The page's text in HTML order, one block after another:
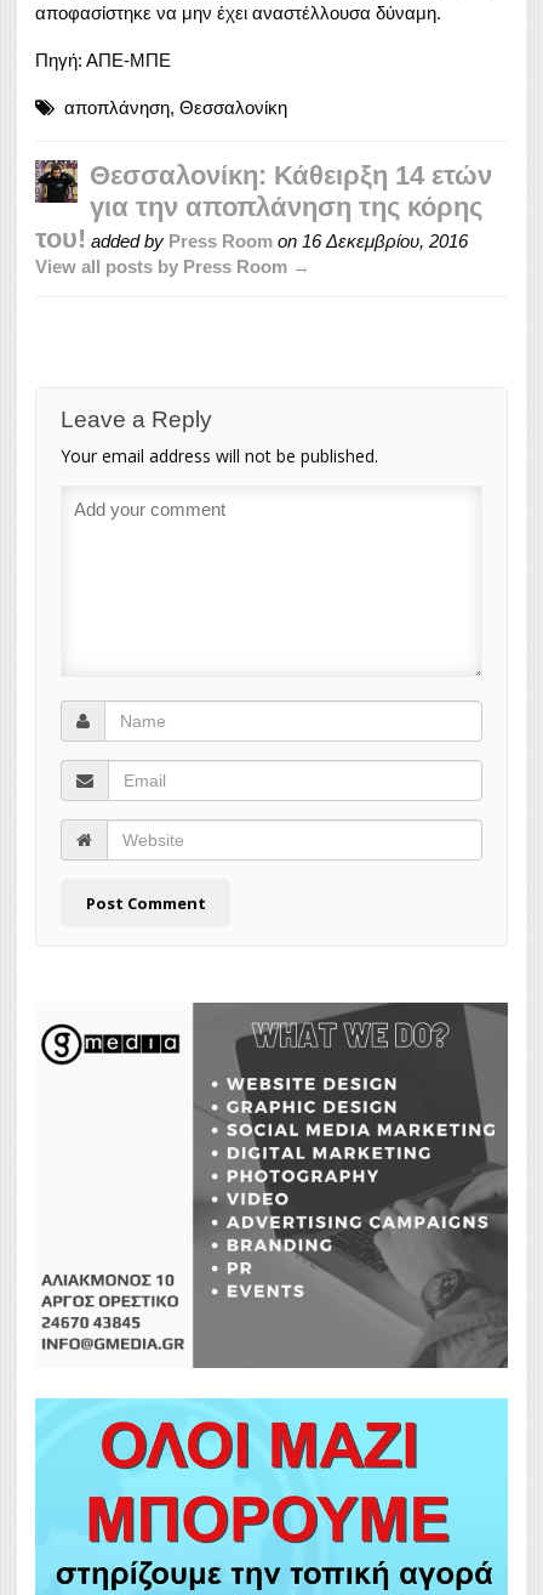
αποφασίστηκε να μην έχει αναστέλλουσα δύναμη.
Πηγή: ΑΠΕ-ΜΠΕ
αποπλάνηση, Θεσσαλονίκη
Θεσσαλονίκη: Κάθειρξη 14 ετών
για την αποπλάνηση της κόρης
του! added by Press Room on 16 Δεκεμβρίου, 2016
View all posts by Press Room →
Leave a Reply
Your email address will not be published.